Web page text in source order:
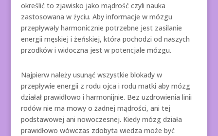
określić to zjawisko jako mądrość czyli nauka
zastosowana w życiu. Aby informacje w mózgu
przepływały harmonicznie potrzebne jest zasilanie
energii męskiej i żeńskiej, która pochodzi od naszych
przodków i widoczna jest w potencjale mózgu.
Najpierw należy usunąć wszystkie blokady w
przepływie energii z rodu ojca i rodu matki aby mózg
działał prawidłowo i harmonijnie. Bez uzdrowienia linii
rodów nie ma mowy o żadnej mądrości, ani tej
podstawowej ani nowoczesnej. Kiedy mózg działa
prawidłowo wówczas zdobyta wiedza może być